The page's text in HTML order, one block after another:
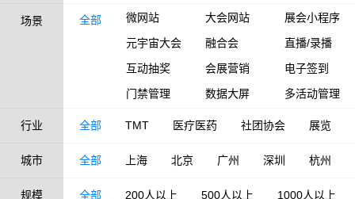
场景 全部 微网站 大会网站
展会小程序
元宇宙大会
融合会
直播/录播
互动抽奖
会展营销
电子签到
门禁管理
数据大屏 多活动管理
行业 全部 TMT 医疗医药 社团协会 展览
城市 全部 上海 北京 广州 深圳 杭州
规模 全部 200人以上 500人以上 1000人以上